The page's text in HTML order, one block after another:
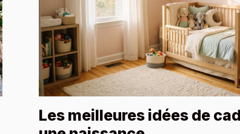
Les meilleures idées de